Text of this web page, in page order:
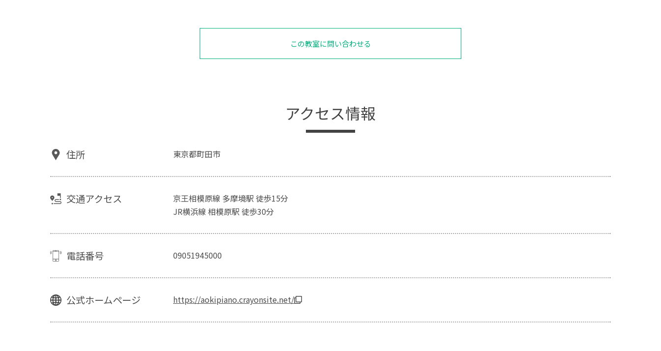
この教室に問い合わせる
アクセス情報
住所 東京都町田市
交通アクセス
京王相模原線 多摩境駅 徒歩15分
JR横浜線 相模原駅 徒歩30分
電話番号 09051945000
公式ホームページ https://aokipiano.crayonsite.net/